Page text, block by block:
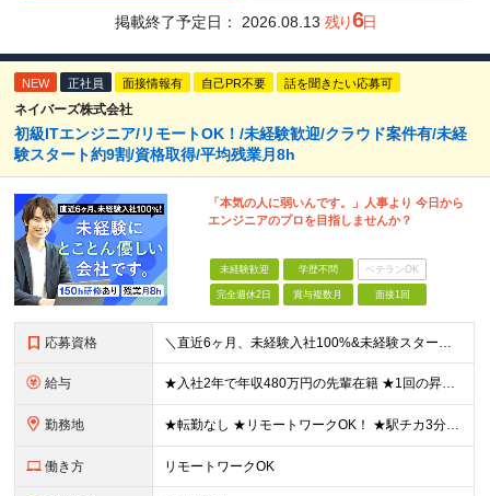
掲載終了予定日： 2026.08.13 残り6日
NEW 正社員 面接情報有 自己PR不要 話を聞きたい応募可
ネイバーズ株式会社
初級ITエンジニア/リモートOK！/未経験歓迎/クラウド案件有/未経
験スタート約9割/資格取得/平均残業月8h
「本気の人に弱いんです。」人事より 今日から
エンジニアのプロを目指しませんか？
未経験歓迎 学歴不問 ベテランOK
完全週休2日 賞与複数月 面接1回
応募資格 ＼直近6ヶ月、未経験入社100%&未経験スタート95%／ ★未経験歓迎！ITに興味のある方大歓迎◎ ◆経験・学歴不問 ◆32歳以下の方（若年層のキャリア形成を図るため） ≪こんな方に向いています≫
給与 ★入社2年で年収480万円の先輩在籍 ★1回の昇給で3～5万円UPした実績あり ★初年度想定年収250～600万円 月給20万5000円～50万円＋決算賞与＋各種手当 ※みなし残業代はございません
勤務地 ★転勤なし ★リモートワークOK！ ★駅チカ3分のオフィス勤務 大阪本社、大阪府内などの各プロジェクト先の いずれかにて勤務していただきます。 ※ご自宅からの居住地を考慮して、配属先を決定いたします
働き方 リモートワークOK